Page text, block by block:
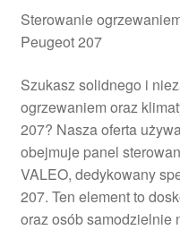
Sterowanie
Peugeot 207
Szukasz solidnego i
ogrzewaniem oraz
207? Nasza oferta
obejmuje panel
VALEO, dedykowany
207. Ten element to
oraz osób samodzielnie